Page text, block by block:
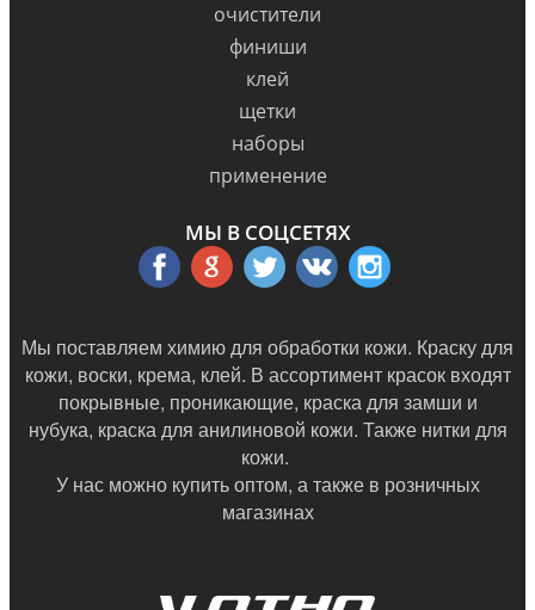
очистители
финиши
клей
щетки
наборы
применение
МЫ В СОЦСЕТЯХ
Мы поставляем химию для обработки кожи. Краску для
кожи, воски, крема, клей. В ассортимент красок входят
покрывные, проникающие, краска для замши и
нубука, краска для анилиновой кожи. Также нитки для
кожи.
У нас можно купить оптом, а также в розничных
магазинах